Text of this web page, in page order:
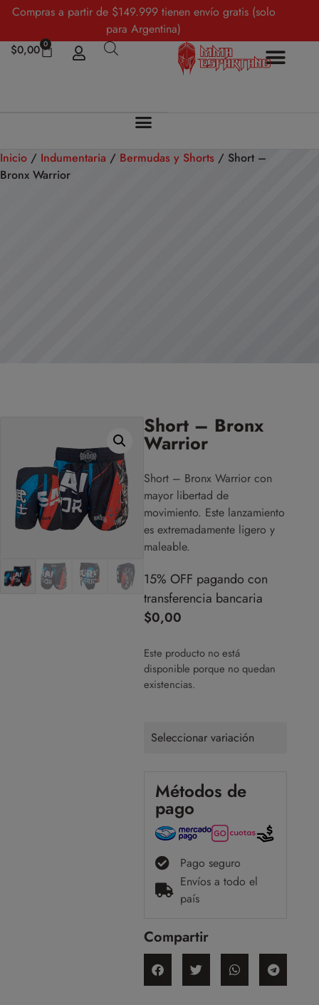
Compras a partir de $149.999 tienen envío gratis (solo
para Argentina)
$0,00 0
Inicio / Indumentaria / Bermudas y Shorts / Short –
Bronx Warrior
Short – Bronx
Warrior
Short – Bronx Warrior con
mayor libertad de
movimiento. Este lanzamiento
es extremadamente ligero y
maleable.
15% OFF pagando con
transferencia bancaria
$0,00
Este producto no está
disponible porque no quedan
existencias.
Seleccionar variación
Métodos de
pago
Pago seguro
Envíos a todo el
país
Compartir